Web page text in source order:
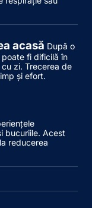
acasă După o
fi dificilă în
zi. Trecerea de
și efort.
bucuriile. Acest
reducerea